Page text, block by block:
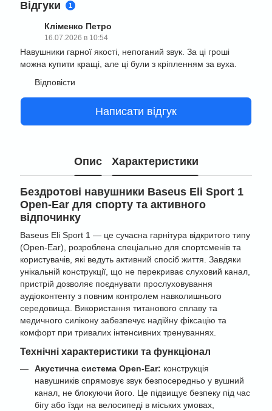
Відгуки 1
Кліменко Петро
16.07.2026 в 10:54
Навушники гарної якості, непоганий звук. За ці гроші
можна купити кращі, але ці були з кріпленням за вуха.
Відповісти
Написати відгук
Опис Характеристики
Бездротові навушники Baseus Eli Sport 1
Open-Ear для спорту та активного
відпочинку
Baseus Eli Sport 1 — це сучасна гарнітура відкритого типу
(Open-Ear), розроблена спеціально для спортсменів та
користувачів, які ведуть активний спосіб життя. Завдяки
унікальній конструкції, що не перекриває слуховий канал,
пристрій дозволяє поєднувати прослуховування
аудіоконтенту з повним контролем навколишнього
середовища. Використання титанового сплаву та
медичного силікону забезпечує надійну фіксацію та
комфорт при тривалих інтенсивних тренуваннях.
Технічні характеристики та функціонал
Акустична система Open-Ear: конструкція
навушників спрямовує звук безпосередньо у вушний
канал, не блокуючи його. Це підвищує безпеку під час
бігу або їзди на велосипеді в міських умовах,